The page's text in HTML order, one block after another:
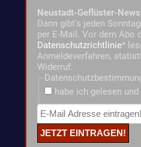
Neustadt-Geflüster-
Dann gibt's jeden
per E-Mail. Vor dem Abo
Datenschutzrichtlinie*
Anmeldeverfahren,
Widerruf.
habe ich gelesen